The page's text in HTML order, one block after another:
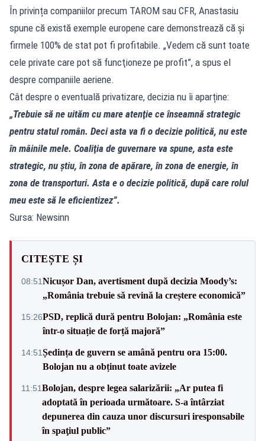
În privința companiilor precum TAROM sau CFR, Anastasiu
spune că există exemple europene care demonstrează că și
firmele 100% de stat pot fi profitabile. „Vedem că sunt toate
cele private care pot să funcţioneze pe profit”, a spus el
despre companiile aeriene.
Cât despre o eventuală privatizare, decizia nu îi aparține:
„Trebuie să ne uităm cu mare atenţie ce înseamnă strategic
pentru statul român. Deci asta va fi o decizie politică, nu este
în mâinile mele. Coaliţia de guvernare va spune, asta este
strategic, nu ştiu, în zona de apărare, în zona de energie, în
zona de transporturi. Asta e o decizie politică, după care rolul
meu este să le eficientizez”.
Sursa: Newsinn
CITEȘTE ȘI
08:51Nicușor Dan, avertisment după decizia Moody’s:
„România trebuie să revină la creștere economică”
15:26PSD, replică dură pentru Bolojan: „România este
într-o situație de forță majoră”
14:51Ședința de guvern se amână pentru ora 15:00.
Bolojan nu a obținut toate avizele
11:51Bolojan, despre legea salarizării: „Ar putea fi
adoptată în perioada următoare. S-a întârziat
depunerea din cauza unor discursuri iresponsabile
în spaţiul public”